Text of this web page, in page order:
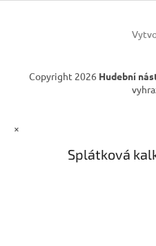
Copyright 2026 Hudební
×
Splátková